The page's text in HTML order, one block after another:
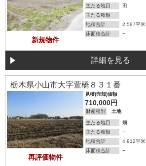
新規物件
主たる地目
田
主たる種類
−
地積合計
2,597平米
床面積合計
−
詳細を見る
栃木県小山市大字萱橋８３１番
再評価物件
見積(売却)価額
710,000円
財産種別 土地
主たる地目
畑
主たる種類
−
地積合計
4,912平米
床面積合計
−